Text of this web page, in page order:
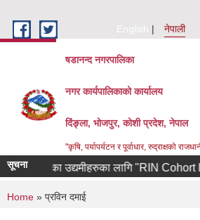
English
नेपाली
षडानन्द नगरपालिका
नगर कार्यपालिकाको कार्यालय
दिंङ्ला, भोजपुर, कोशी प्रदेश, नेपाल
"कृषि, पर्यापर्यटन र पूर्वाधार, रुद्राक्षको
सूचना फर्केका उद्यमीहरुका लागि "RIN Cohort
You are here
Home » प्रविन दमाई